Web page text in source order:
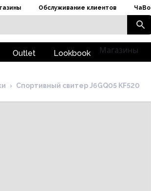
Обслуживание клиентов ЧаВо
Outlet Lookbook Магазины
› Cпортивный свитер J6GQ05 KF520